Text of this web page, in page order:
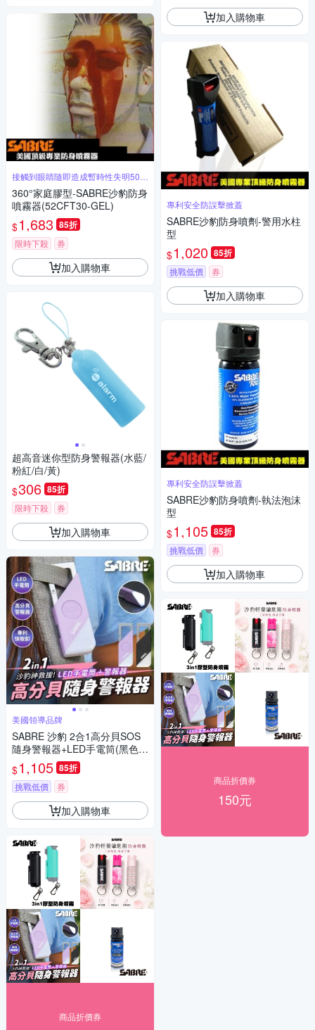
接觸到眼睛隨即造成暫時性失明50分
鐘
360°家庭膠型-SABRE沙豹防身
噴霧器(52CFT30-GEL)
$1,683 85折
限時下殺 券
加入購物車
超高音迷你型防身警報器(水藍/
粉紅/白/黃)
$306 85折
限時下殺 券
加入購物車
美國領導品牌
SABRE 沙豹 2合1高分貝SOS
隨身警報器+LED手電筒(黑色/
紫色)
$1,105 85折
挑戰低價 券
加入購物車
商品折價券
加入購物車
專利安全防誤擊掀蓋
SABRE沙豹防身噴劑-警用水柱
型
$1,020 85折
挑戰低價 券
加入購物車
專利安全防誤擊掀蓋
SABRE沙豹防身噴劑-執法泡沫
型
$1,105 85折
挑戰低價 券
加入購物車
商品折價券
150元